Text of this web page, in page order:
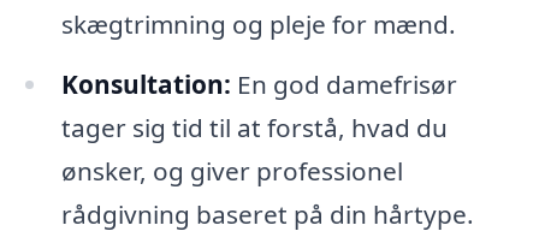
skægtrimning og pleje for mænd.
Konsultation: En god damefrisør
tager sig tid til at forstå, hvad du
ønsker, og giver professionel
rådgivning baseret på din hårtype.